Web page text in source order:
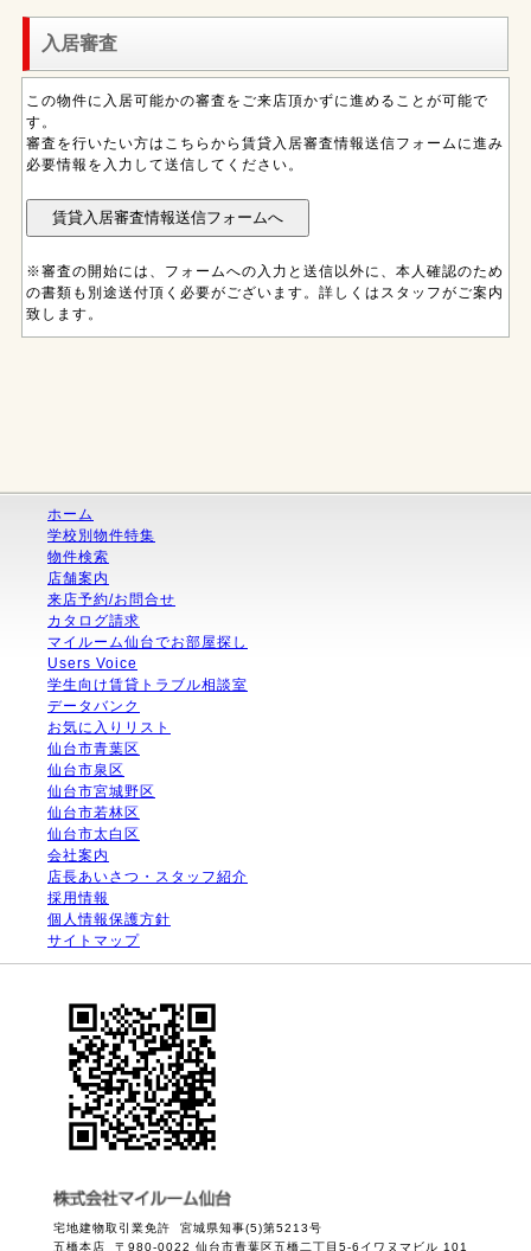
入居審査
この物件に入居可能かの審査をご来店頂かずに進めることが可能で
す。
審査を行いたい方はこちらから賃貸入居審査情報送信フォームに進み
必要情報を入力して送信してください。
※審査の開始には、フォームへの入力と送信以外に、本人確認のため
の書類も別途送付頂く必要がございます。詳しくはスタッフがご案内
致します。
ホーム
学校別物件特集
物件検索
店舗案内
来店予約/お問合せ
カタログ請求
マイルーム仙台でお部屋探し
Users Voice
学生向け賃貸トラブル相談室
データバンク
お気に入りリスト
仙台市青葉区
仙台市泉区
仙台市宮城野区
仙台市若林区
仙台市太白区
会社案内
店長あいさつ・スタッフ紹介
採用情報
個人情報保護方針
サイトマップ
宅地建物取引業免許 宮城県知事(5)第5213号
五橋本店 〒980-0022 仙台市青葉区五橋二丁目5-6イワヌマビル 101